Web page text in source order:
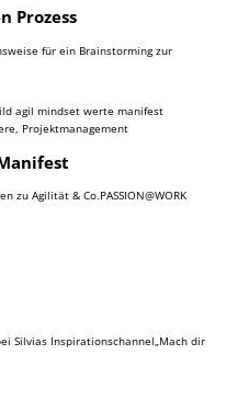
Prozess
für ein Brainstorming zur
Projektmanagement
zu Agilität & Co.PASSION@WORK
Silvias Inspirationschannel„Mach dir